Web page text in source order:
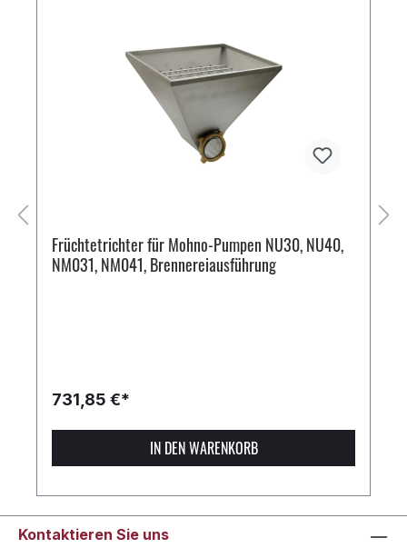
Früchtetrichter für Mohno-Pumpen NU30, NU40,
NM031, NM041, Brennereiausführung
731,85 €*
IN DEN WARENKORB
Kontaktieren Sie uns